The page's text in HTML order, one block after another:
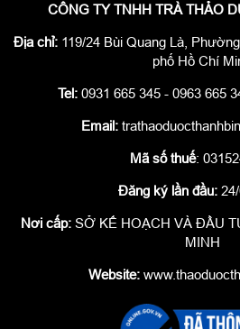
CÔNG TY TNHH TRÀ THẢO
Địa chỉ: 119/24 Bùi Quang Là,
phố Hồ Chí
Tel: 0931 665 345 - 0963 665
Email:
Mã số thuế:
Đăng ký lần đầu:
Nơi cấp: SỞ KẾ HOẠCH VÀ ĐẦU
MINH
Website: